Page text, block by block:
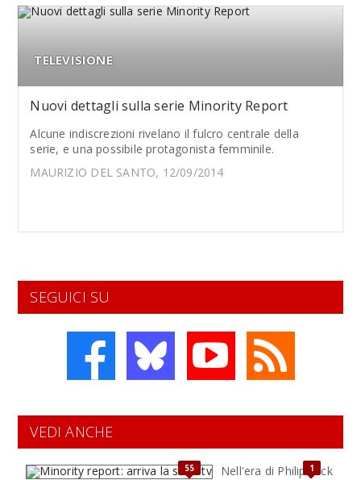
TELEVISIONE
Nuovi dettagli sulla serie Minority Report
Alcune indiscrezioni rivelano il fulcro centrale della
serie, e una possibile protagonista femminile.
MAURIZIO DEL SANTO, 12/09/2014
SEGUICI SU
VEDI ANCHE
55 1
Nell'era di Philip Dick